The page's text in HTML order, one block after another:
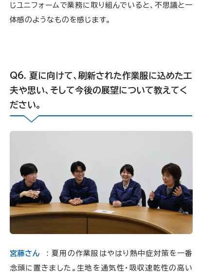
じユニフォームで業務に取り組んでいると、不思議と一
体感のようなものを感じます。
夏に向けて、刷新された作業服に込めた工
夫や思い、そして今後の展望について教えてく
ださい。
宮藤さん
: 夏用の作業服はやはり熱中症対策を一番
念頭に置きました。生地を通気性・吸収速乾性の高い